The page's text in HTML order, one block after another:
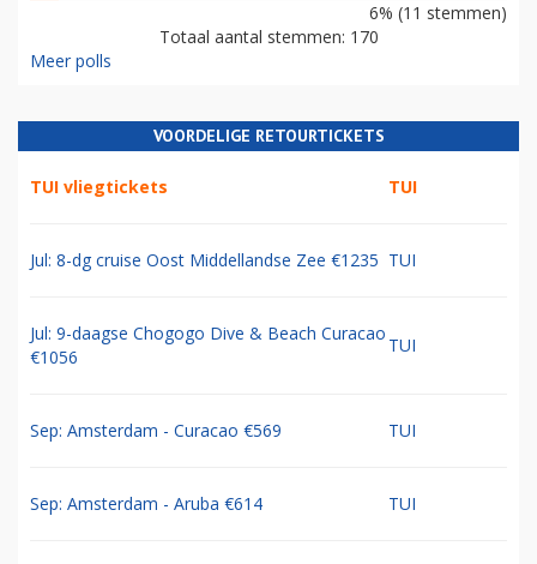
6% (11 stemmen)
Totaal aantal stemmen: 170
Meer polls
VOORDELIGE RETOURTICKETS
TUI vliegtickets TUI
Jul: 8-dg cruise Oost Middellandse Zee €1235 TUI
Jul: 9-daagse Chogogo Dive & Beach Curacao
€1056
TUI
Sep: Amsterdam - Curacao €569 TUI
Sep: Amsterdam - Aruba €614 TUI